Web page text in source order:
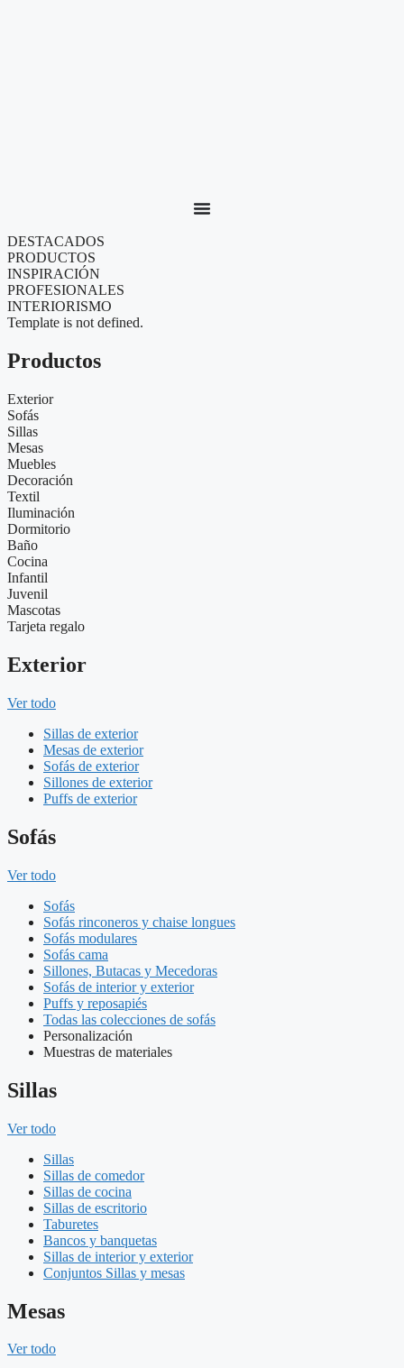
DESTACADOS
PRODUCTOS
INSPIRACIÓN
PROFESIONALES
INTERIORISMO
Template is not defined.
Productos
Exterior
Sofás
Sillas
Mesas
Muebles
Decoración
Textil
Iluminación
Dormitorio
Baño
Cocina
Infantil
Juvenil
Mascotas
Tarjeta regalo
Exterior
Ver todo
Sillas de exterior
Mesas de exterior
Sofás de exterior
Sillones de exterior
Puffs de exterior
Sofás
Ver todo
Sofás
Sofás rinconeros y chaise longues
Sofás modulares
Sofás cama
Sillones, Butacas y Mecedoras
Sofás de interior y exterior
Puffs y reposapiés
Todas las colecciones de sofás
Personalización
Muestras de materiales
Sillas
Ver todo
Sillas
Sillas de comedor
Sillas de cocina
Sillas de escritorio
Taburetes
Bancos y banquetas
Sillas de interior y exterior
Conjuntos Sillas y mesas
Mesas
Ver todo